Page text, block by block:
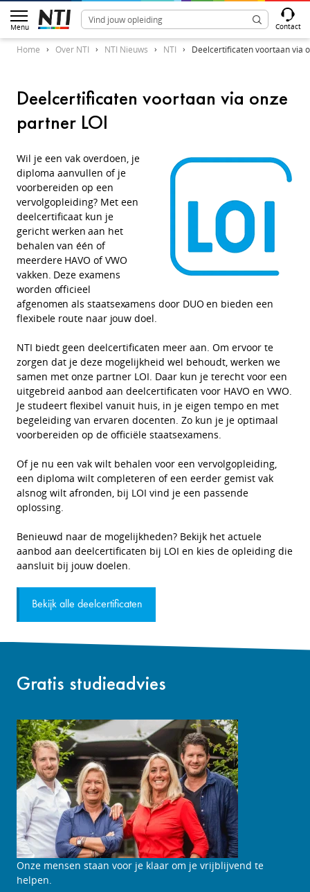
Menu Contact
Home Over NTI NTI Nieuws NTI Deelcertificaten voortaan via
Deelcertificaten voortaan via onze
partner LOI
Wil je een vak overdoen, je
diploma aanvullen of je
voorbereiden op een
vervolgopleiding? Met een
deelcertificaat kun je
gericht werken aan het
behalen van één of
meerdere HAVO of VWO
vakken. Deze examens
worden officieel
afgenomen als staatsexamens door DUO en bieden een
flexibele route naar jouw doel.
NTI biedt geen deelcertificaten meer aan. Om ervoor te
zorgen dat je deze mogelijkheid wel behoudt, werken we
samen met onze partner LOI. Daar kun je terecht voor een
uitgebreid aanbod aan deelcertificaten voor HAVO en VWO.
Je studeert flexibel vanuit huis, in je eigen tempo en met
begeleiding van ervaren docenten. Zo kun je je optimaal
voorbereiden op de officiële staatsexamens.
Of je nu een vak wilt behalen voor een vervolgopleiding,
een diploma wilt completeren of een eerder gemist vak
alsnog wilt afronden, bij LOI vind je een passende
oplossing.
Benieuwd naar de mogelijkheden? Bekijk het actuele
aanbod aan deelcertificaten bij LOI en kies de opleiding die
aansluit bij jouw doelen.
Bekijk alle deelcertificaten
Gratis studieadvies
Studieadviesgesprek
aanvragen
Onze mensen staan voor je klaar om je vrijblijvend te
helpen.